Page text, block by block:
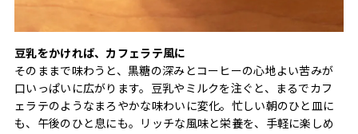
豆乳をかければ、カフェラテ風に
そのままで味わうと、黒糖の深みとコーヒーの心地よい苦みが
口いっぱいに広がります。豆乳やミルクを注ぐと、まるでカフ
ェラテのようなまろやかな味わいに変化。忙しい朝のひと皿に
も、午後のひと息にも。リッチな風味と栄養を、手軽に楽しめ